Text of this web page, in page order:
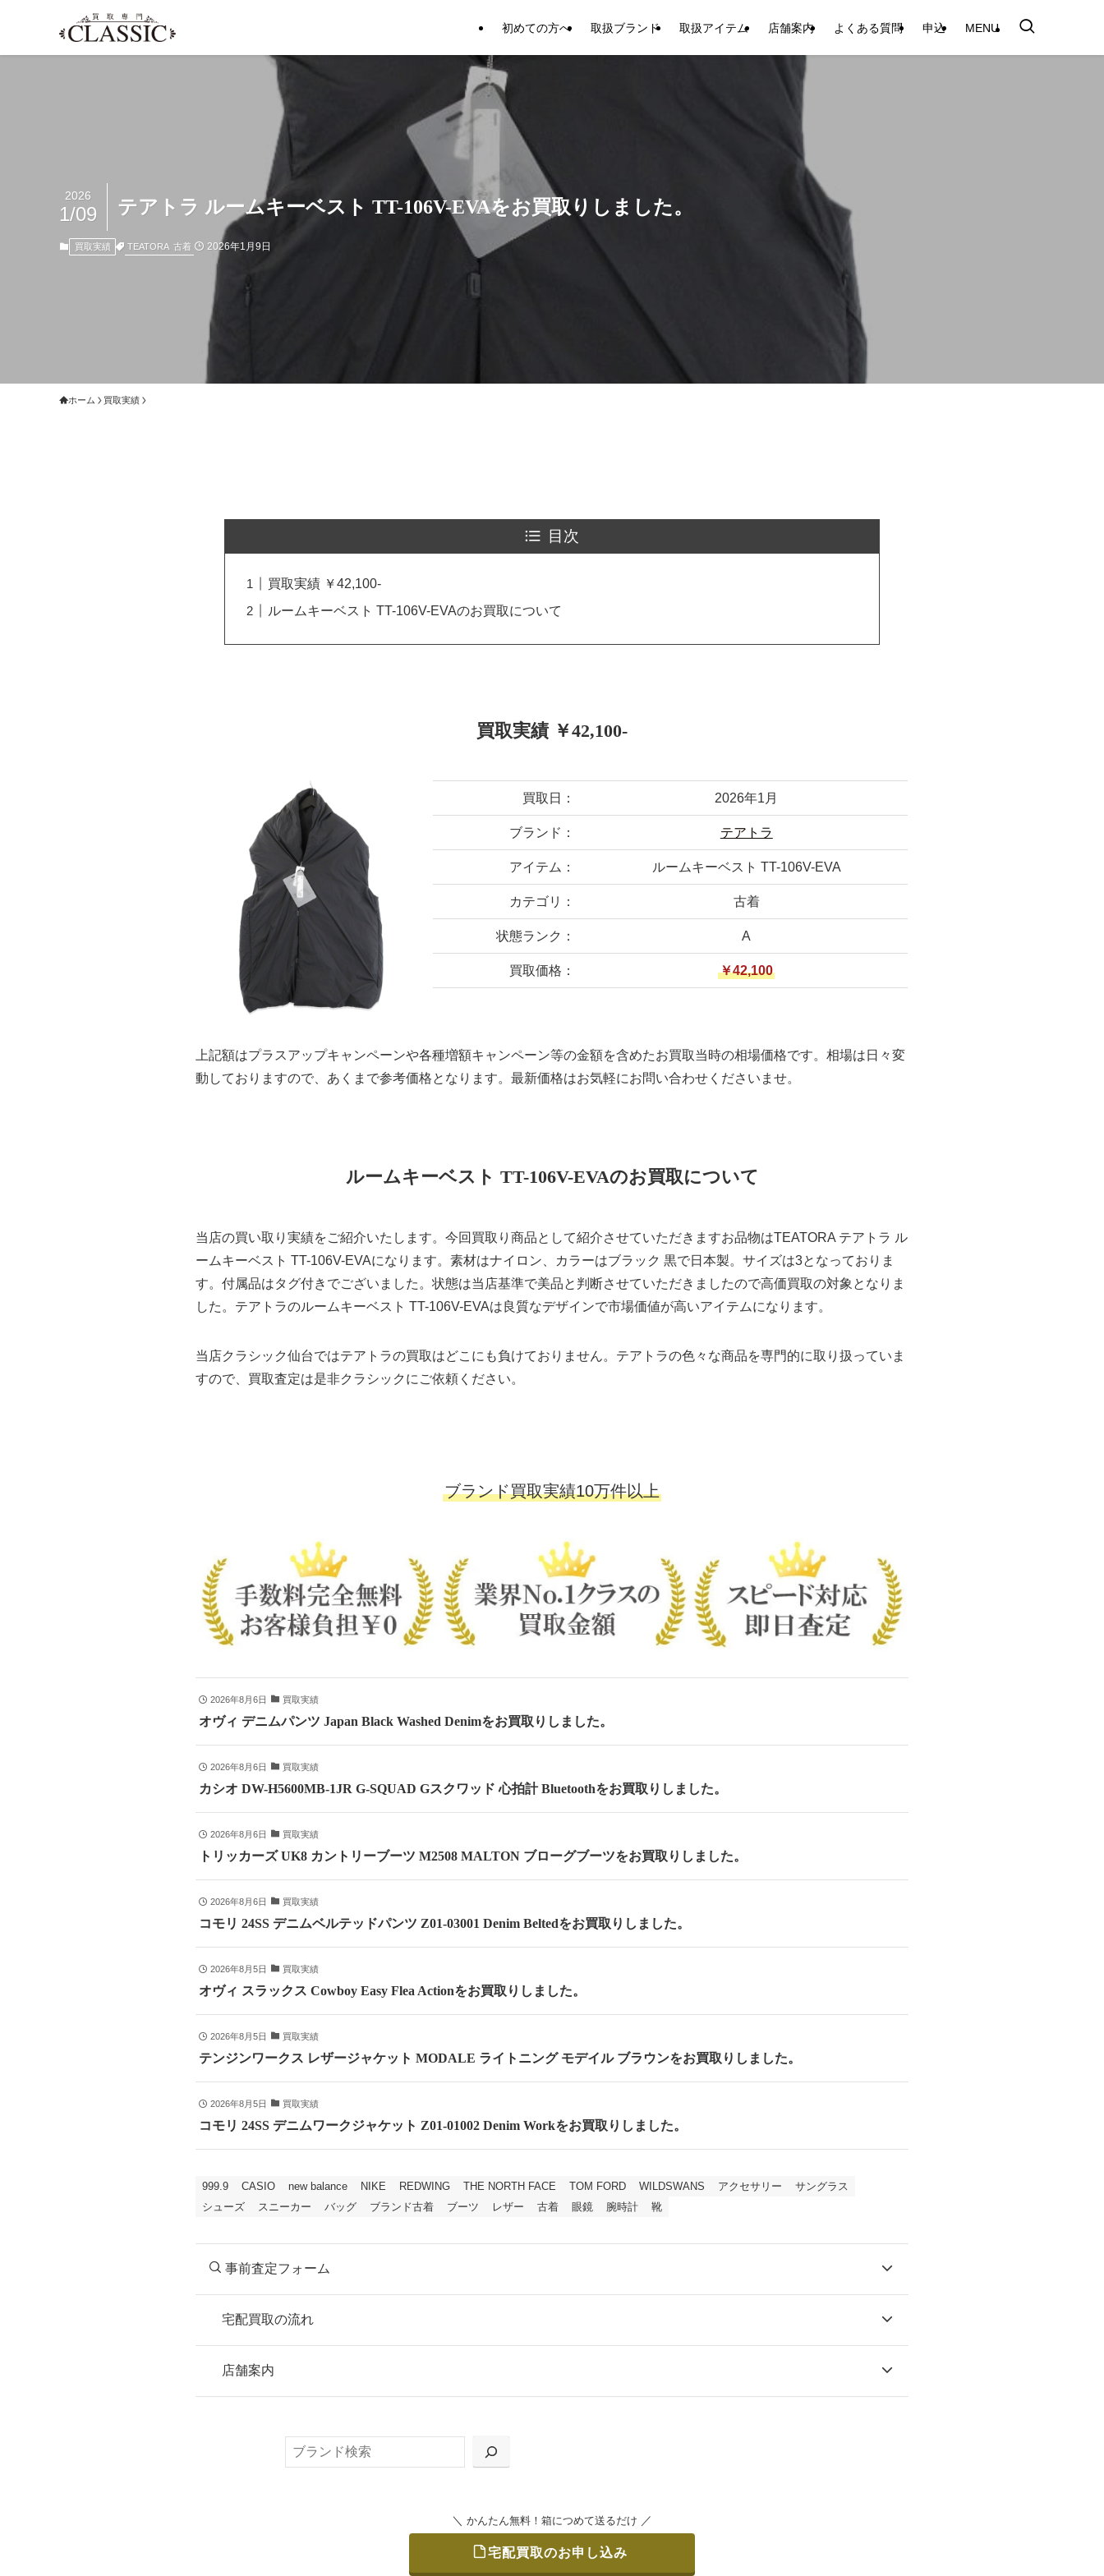
初めての方へ 取扱ブランド 取扱アイテム 店舗案内 よくある質問 申込 MENU
テアトラ ルームキーベスト TT-106V-EVAをお買取りしました。
2026
1/09
買取実績 TEATORA 古着 2026年1月9日
ホーム 買取実績
目次
買取実績 ￥42,100-
ルームキーベスト TT-106V-EVAのお買取について
買取実績 ￥42,100-
買取日： 2026年1月
ブランド： テアトラ
アイテム： ルームキーベスト TT-106V-EVA
カテゴリ： 古着
状態ランク： A
買取価格： ￥42,100
上記額はプラスアップキャンペーンや各種増額キャンペーン等の金額を含めたお買取当時の相場価格です。相場は日々変
動しておりますので、あくまで参考価格となります。最新価格はお気軽にお問い合わせくださいませ。
ルームキーベスト TT-106V-EVAのお買取について
当店の買い取り実績をご紹介いたします。今回買取り商品として紹介させていただきますお品物はTEATORA テアトラ ル
ームキーベスト TT-106V-EVAになります。素材はナイロン、カラーはブラック 黒で日本製。サイズは3となっておりま
す。付属品はタグ付きでございました。状態は当店基準で美品と判断させていただきましたので高価買取の対象となりま
した。テアトラのルームキーベスト TT-106V-EVAは良質なデザインで市場価値が高いアイテムになります。
当店クラシック仙台ではテアトラの買取はどこにも負けておりません。テアトラの色々な商品を専門的に取り扱っていま
すので、買取査定は是非クラシックにご依頼ください。
ブランド買取実績10万件以上
2026年8月6日 買取実績
オヴィ デニムパンツ Japan Black Washed Denimをお買取りしました。
2026年8月6日 買取実績
カシオ DW-H5600MB-1JR G-SQUAD Gスクワッド 心拍計 Bluetoothをお買取りしました。
2026年8月6日 買取実績
トリッカーズ UK8 カントリーブーツ M2508 MALTON ブローグブーツをお買取りしました。
2026年8月6日 買取実績
コモリ 24SS デニムベルテッドパンツ Z01-03001 Denim Beltedをお買取りしました。
2026年8月5日 買取実績
オヴィ スラックス Cowboy Easy Flea Actionをお買取りしました。
2026年8月5日 買取実績
テンジンワークス レザージャケット MODALE ライトニング モデイル ブラウンをお買取りしました。
2026年8月5日 買取実績
コモリ 24SS デニムワークジャケット Z01-01002 Denim Workをお買取りしました。
999.9 CASIO new balance NIKE REDWING THE NORTH FACE TOM FORD WILDSWANS アクセサリー
サングラス
シューズ
スニーカー バッグ ブランド古着 ブーツ レザー 古着 眼鏡 腕時計 靴
事前査定フォーム
宅配買取の流れ
お申込み
または梱包材不要の「集荷申込」からお選びいただけます。
箱に売りたいお品をつめて、送るだけで簡単にご利用いただけます。
店舗案内
＼ かんたん無料！箱につめて送るだけ ／
宅配買取のお申し込み